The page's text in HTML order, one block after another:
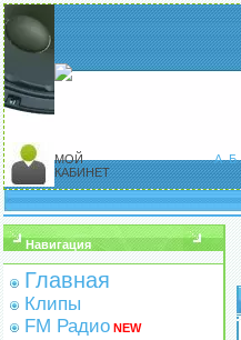
МОЙ
КАБИНЕТ
А Б
Навигация
Главная
Клипы
FM Радио NEW